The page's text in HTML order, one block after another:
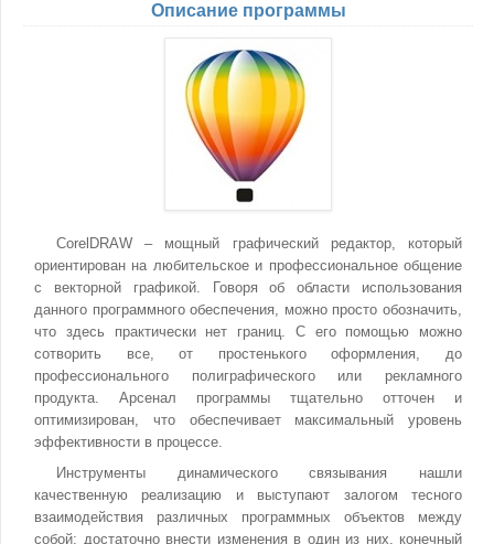
Описание программы
CorelDRAW – мощный графический редактор, который
ориентирован на любительское и профессиональное общение
с векторной графикой. Говоря об области использования
данного программного обеспечения, можно просто обозначить,
что здесь практически нет границ. С его помощью можно
сотворить все, от простенького оформления, до
профессионального полиграфического или рекламного
продукта. Арсенал программы тщательно отточен и
оптимизирован, что обеспечивает максимальный уровень
эффективности в процессе.
Инструменты динамического связывания нашли
качественную реализацию и выступают залогом тесного
взаимодействия различных программных объектов между
собой; достаточно внести изменения в один из них, конечный